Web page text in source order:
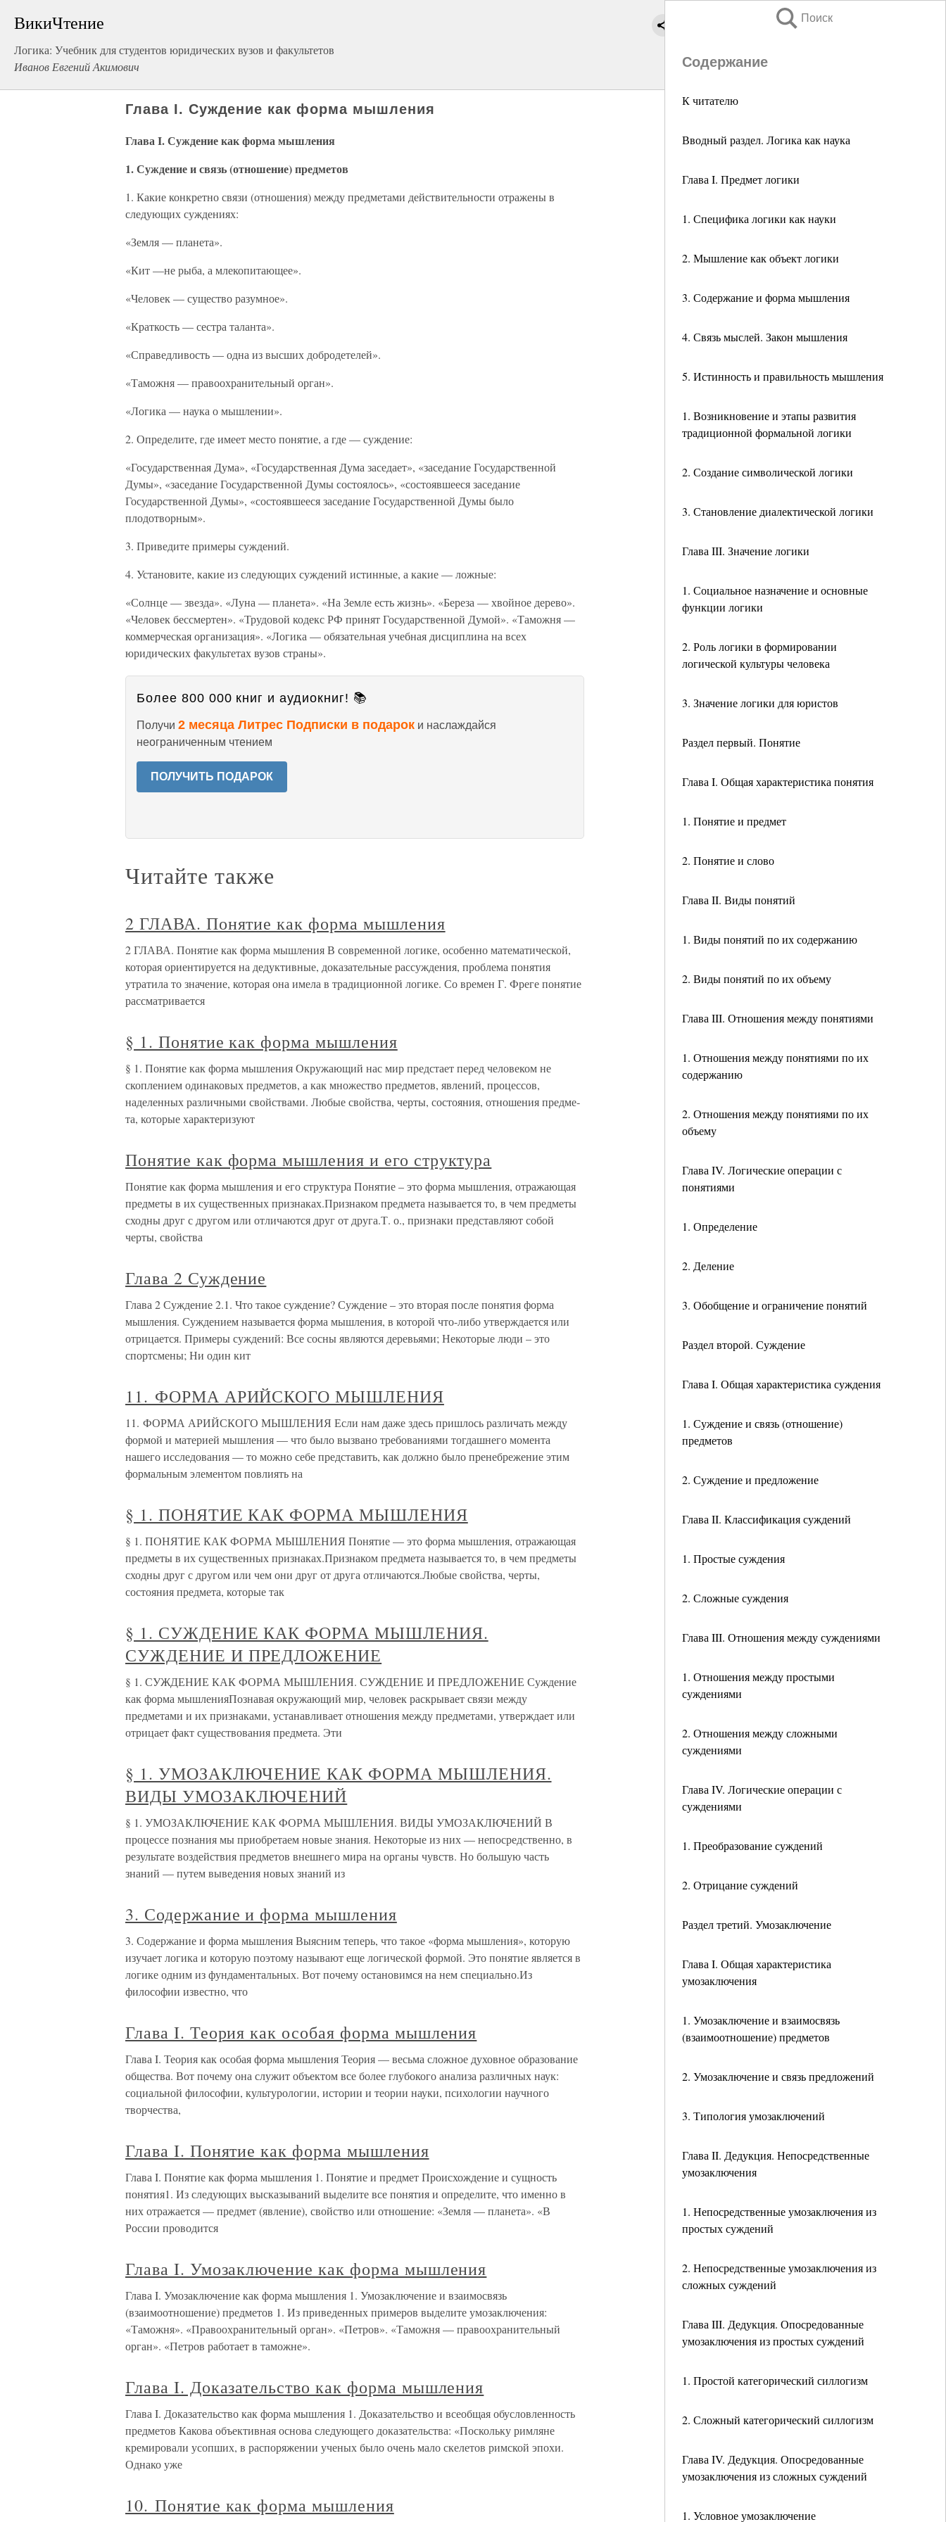
ВикиЧтение
Логика: Учебник для студентов юридических вузов и факультетов
Иванов Евгений Акимович
Поиск
Содержание
К читателю
Вводный раздел. Логика как наука
Глава I. Предмет логики
1. Специфика логики как науки
2. Мышление как объект логики
3. Содержание и форма мышления
4. Связь мыслей. Закон мышления
5. Истинность и правильность мышления
1. Возникновение и этапы развития
традиционной формальной логики
2. Создание символической логики
3. Становление диалектической логики
Глава III. Значение логики
1. Социальное назначение и основные
функции логики
2. Роль логики в формировании
логической культуры человека
3. Значение логики для юристов
Раздел первый. Понятие
Глава I. Общая характеристика понятия
1. Понятие и предмет
2. Понятие и слово
Глава II. Виды понятий
1. Виды понятий по их содержанию
2. Виды понятий по их объему
Глава III. Отношения между понятиями
1. Отношения между понятиями по их
содержанию
2. Отношения между понятиями по их
объему
Глава IV. Логические операции с
понятиями
1. Определение
2. Деление
3. Обобщение и ограничение понятий
Раздел второй. Суждение
Глава I. Общая характеристика суждения
1. Суждение и связь (отношение)
предметов
2. Суждение и предложение
Глава II. Классификация суждений
1. Простые суждения
2. Сложные суждения
Глава III. Отношения между суждениями
1. Отношения между простыми
суждениями
2. Отношения между сложными
суждениями
Глава IV. Логические операции с
суждениями
1. Преобразование суждений
2. Отрицание суждений
Раздел третий. Умозаключение
Глава I. Общая характеристика
умозаключения
1. Умозаключение и взаимосвязь
(взаимоотношение) предметов
2. Умозаключение и связь предложений
3. Типология умозаключений
Глава II. Дедукция. Непосредственные
умозаключения
1. Непосредственные умозаключения из
простых суждений
2. Непосредственные умозаключения из
сложных суждений
Глава III. Дедукция. Опосредованные
умозаключения из простых суждений
1. Простой категорический силлогизм
2. Сложный категорический силлогизм
Глава IV. Дедукция. Опосредованные
умозаключения из сложных суждений
1. Условное умозаключение
Глава I. Суждение как форма мышления
Глава I. Суждение как форма мышления
1. Суждение и связь (отношение) предметов
1. Какие конкретно связи (отношения) между предметами действительности отражены в
следующих суждениях:
«Земля — планета».
«Кит —не рыба, а млекопитающее».
«Человек — существо разумное».
«Краткость — сестра таланта».
«Справедливость — одна из высших добродетелей».
«Таможня — правоохранительный орган».
«Логика — наука о мышлении».
2. Определите, где имеет место понятие, а где — суждение:
«Государственная Дума», «Государственная Дума заседает», «заседание Государственной
Думы», «заседание Государственной Думы состоялось», «состоявшееся заседание
Государственной Думы», «состоявшееся заседание Государственной Думы было
плодотворным».
3. Приведите примеры суждений.
4. Установите, какие из следующих суждений истинные, а какие — ложные:
«Солнце — звезда». «Луна — планета». «На Земле есть жизнь». «Береза — хвойное дерево».
«Человек бессмертен». «Трудовой кодекс РФ принят Государственной Думой». «Таможня —
коммерческая организация». «Логика — обязательная учебная дисциплина на всех
юридических факультетах вузов страны».
Более 800 000 книг и аудиокниг! 📚
Получи 2 месяца Литрес Подписки в подарок и наслаждайся
неограниченным чтением
ПОЛУЧИТЬ ПОДАРОК
Читайте также
2 ГЛАВА. Понятие как форма мышления
2 ГЛАВА. Понятие как форма мышления В современной логике, особенно математической,
которая ориентируется на дедуктивные, доказательные рассуждения, проблема понятия
утратила то значение, которая она имела в традиционной логике. Со времен Г. Фреге понятие
рассматривается
§ 1. Понятие как форма мышления
§ 1. Понятие как форма мышления Окружающий нас мир предстает перед человеком не
скоплением одинаковых предметов, а как множество предметов, явлений, процессов,
наделенных различными свойствами. Любые свойства, черты, состояния, отношения предме­
та, которые характеризуют
Понятие как форма мышления и его структура
Понятие как форма мышления и его структура Понятие – это форма мышления, отражающая
предметы в их существенных признаках.Признаком предмета называется то, в чем предметы
сходны друг с другом или отличаются друг от друга.Т. о., признаки представляют собой
черты, свойства
Глава 2 Суждение
Глава 2 Суждение 2.1. Что такое суждение? Суждение – это вторая после понятия форма
мышления. Суждением называется форма мышления, в которой что-либо утверждается или
отрицается. Примеры суждений: Все сосны являются деревьями; Некоторые люди – это
спортсмены; Ни один кит
11. ФОРМА АРИЙСКОГО МЫШЛЕНИЯ
11. ФОРМА АРИЙСКОГО МЫШЛЕНИЯ Если нам даже здесь пришлось различать между
формой и материей мышления — что было вызвано требованиями тогдашнего момента
нашего исследования — то можно себе представить, как должно было пренебрежение этим
формальным элементом повлиять на
§ 1. ПОНЯТИЕ КАК ФОРМА МЫШЛЕНИЯ
§ 1. ПОНЯТИЕ КАК ФОРМА МЫШЛЕНИЯ Понятие — это форма мышления, отражающая
предметы в их существенных признаках.Признаком предмета называется то, в чем предметы
сходны друг с другом или чем они друг от друга отличаются.Любые свойства, черты,
состояния предмета, которые так
§ 1. СУЖДЕНИЕ КАК ФОРМА МЫШЛЕНИЯ.
СУЖДЕНИЕ И ПРЕДЛОЖЕНИЕ
§ 1. СУЖДЕНИЕ КАК ФОРМА МЫШЛЕНИЯ. СУЖДЕНИЕ И ПРЕДЛОЖЕНИЕ Суждение
как форма мышленияПознавая окружающий мир, человек раскрывает связи между
предметами и их признаками, устанавливает отношения между предметами, утверждает или
отрицает факт существования предмета. Эти
§ 1. УМОЗАКЛЮЧЕНИЕ КАК ФОРМА МЫШЛЕНИЯ.
ВИДЫ УМОЗАКЛЮЧЕНИЙ
§ 1. УМОЗАКЛЮЧЕНИЕ КАК ФОРМА МЫШЛЕНИЯ. ВИДЫ УМОЗАКЛЮЧЕНИЙ В
процессе познания мы приобретаем новые знания. Некоторые из них — непосредственно, в
результате воздействия предметов внешнего мира на органы чувств. Но большую часть
знаний — путем выведения новых знаний из
3. Содержание и форма мышления
3. Содержание и форма мышления Выясним теперь, что такое «форма мышления», которую
изучает логика и которую поэтому называют еще логической формой. Это понятие является в
логике одним из фундаментальных. Вот почему остановимся на нем специально.Из
философии известно, что
Глава I. Теория как особая форма мышления
Глава I. Теория как особая форма мышления Теория — весьма сложное духовное образование
общества. Вот почему она служит объектом все более глубокого анализа различных наук:
социальной философии, культурологии, истории и теории науки, психологии научного
творчества,
Глава I. Понятие как форма мышления
Глава I. Понятие как форма мышления 1. Понятие и предмет Происхождение и сущность
понятия1. Из следующих высказываний выделите все понятия и определите, что именно в
них отражается — предмет (явление), свойство или отношение: «Земля — планета». «В
России проводится
Глава I. Умозаключение как форма мышления
Глава I. Умозаключение как форма мышления 1. Умозаключение и взаимосвязь
(взаимоотношение) предметов 1. Из приведенных примеров выделите умозаключения:
«Таможня». «Правоохранительный орган». «Петров». «Таможня — правоохранительный
орган». «Петров работает в таможне».
Глава I. Доказательство как форма мышления
Глава I. Доказательство как форма мышления 1. Доказательство и всеобщая обусловленность
предметов Какова объективная основа следующего доказательства: «Поскольку римляне
кремировали усопших, в распоряжении ученых было очень мало скелетов римской эпохи.
Однако уже
10. Понятие как форма мышления